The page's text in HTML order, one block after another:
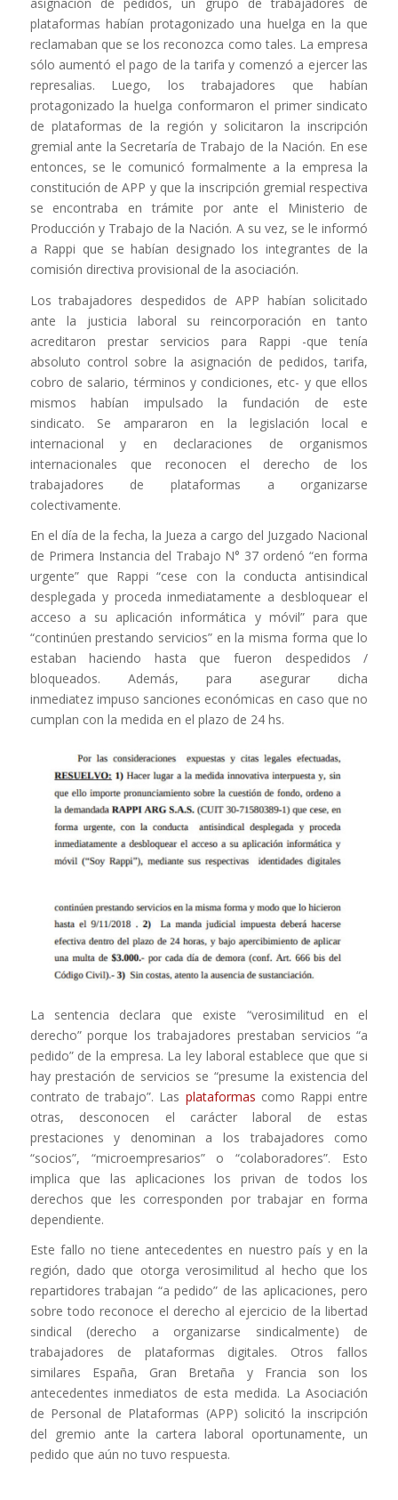
plataformas habían protagonizado una huelga en la que
reclamaban que se los reconozca como tales. La empresa
sólo aumentó el pago de la tarifa y comenzó a ejercer las
represalias. Luego,los trabajadores que habían
protagonizado la huelga conformaron el primer sindicato
de plataformas de la región y solicitaron la inscripción
gremial ante la Secretaría de Trabajo de la Nación. En ese
entonces, se le comunicó formalmente a la empresa la
constitución de APP y que la inscripción gremial respectiva
se encontraba en trámite por ante el Ministerio de
Producción y Trabajo de la Nación. A su vez, se le informó
a Rappi que se habían designado los integrantes de la
comisión directiva provisional de la asociación.
Los trabajadores despedidos de APP habían solicitado
ante la justicia laboral su reincorporación en tanto
acreditaron prestar servicios para Rappi -que tenía
absoluto control sobre la asignación de pedidos, tarifa,
cobro de salario, términos y condiciones, etc- y que ellos
mismos habían impulsado la fundación de este
sindicato. Se ampararon en la legislación local e
internacional y en declaraciones de organismos
internacionales que reconocen el derecho de los
trabajadores de plataformas a organizarse
colectivamente.
En el día de la fecha, la Jueza a cargo del Juzgado Nacional
de Primera Instancia del Trabajo N° 37 ordenó “en forma
urgente” que Rappi “cese con la conducta antisindical
desplegada y proceda inmediatamente a desbloquear el
acceso a su aplicación informática y móvil” para que
“continúen prestando servicios” en la misma forma que lo
estaban haciendo hasta que fueron despedidos /
bloqueados. Además, para asegurar dicha
inmediatez impuso sanciones económicas en caso que no
cumplan con la medida en el plazo de 24 hs.
La sentencia declara que existe “verosimilitud en el
derecho” porque los trabajadores prestaban servicios “a
pedido” de la empresa. La ley laboral establece que que si
hay prestación de servicios se “presume la existencia del
contrato de trabajo”. Las plataformas como Rappi entre
otras, desconocen el carácter laboral de estas
prestaciones y denominan a los trabajadores como
“socios”, “microempresarios” o “colaboradores”. Esto
implica que las aplicaciones los privan de todos los
derechos que les corresponden por trabajar en forma
dependiente.
Este fallo no tiene antecedentes en nuestro país y en la
región, dado que otorga verosimilitud al hecho que los
repartidores trabajan “a pedido” de las aplicaciones, pero
sobre todo reconoce el derecho al ejercicio de la libertad
sindical (derecho a organizarse sindicalmente) de
trabajadores de plataformas digitales. Otros fallos
similares España, Gran Bretaña y Francia son los
antecedentes inmediatos de esta medida. La Asociación
de Personal de Plataformas (APP) solicitó la inscripción
del gremio ante la cartera laboral oportunamente, un
pedido que aún no tuvo respuesta.